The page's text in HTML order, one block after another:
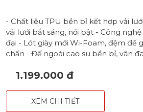
- Chất liệu TPU bền bỉ kết hợp vải
vải lưới bắt sáng, nổi bật - Công
đại - Lót giày mới Wi-Foam, đệm đế
chấn - Đế ngoài cao su bền bỉ, vân
Form chắc chắn và ổn định, phù hợp
1.199.000 đ
XEM CHI TIẾT